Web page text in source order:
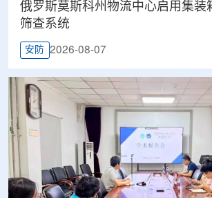
俄罗斯莫斯科州物流中心启用集装
筛查系统
安防 2026-08-07